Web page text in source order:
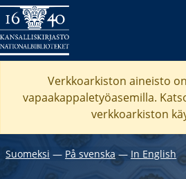
Verkkoarkiston aineisto
vapaakappaletyöasemilla.
verkkoarkiston
Suomeksi ― På svenska― In English